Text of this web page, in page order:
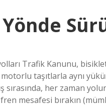
Trafik Kanunu,
taşıtlarla aynı
her zaman
mesafesi bırakın